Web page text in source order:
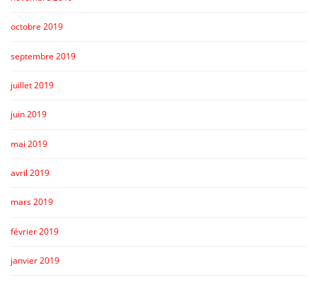
octobre 2019
septembre 2019
juillet 2019
juin 2019
mai 2019
avril 2019
mars 2019
février 2019
janvier 2019